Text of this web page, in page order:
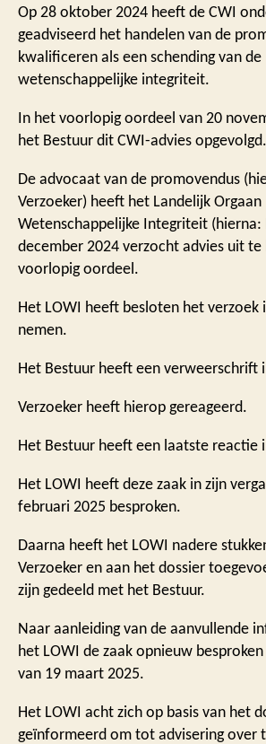
Op 28 oktober 2024 heeft de CWI
geadviseerd het handelen van de
kwalificeren als een schending van de
wetenschappelijke integriteit.
In het voorlopig oordeel van 20
het Bestuur dit CWI-advies opgevolgd.
De advocaat van de promovendus
Verzoeker) heeft het Landelijk Orgaan
Wetenschappelijke Integriteit (hierna:
december 2024 verzocht advies uit
voorlopig oordeel.
Het LOWI heeft besloten het verzoek
nemen.
Het Bestuur heeft een verweerschrift
Verzoeker heeft hierop gereageerd.
Het Bestuur heeft een laatste reactie
Het LOWI heeft deze zaak in zijn
februari 2025 besproken.
Daarna heeft het LOWI nadere
Verzoeker en aan het dossier
zijn gedeeld met het Bestuur.
Naar aanleiding van de aanvullende
het LOWI de zaak opnieuw
van 19 maart 2025.
Het LOWI acht zich op basis van het
geïnformeerd om tot advisering over